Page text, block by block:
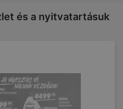
és a nyitvatartásuk